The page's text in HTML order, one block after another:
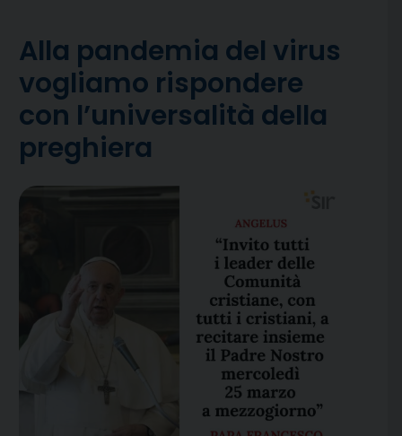
Alla pandemia del virus
vogliamo rispondere
con l’universalità della
preghiera